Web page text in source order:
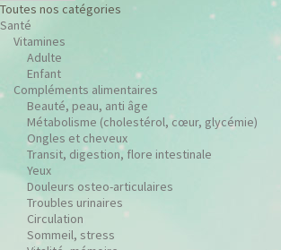
Toutes nos catégories
Santé
Vitamines
Adulte
Enfant
Compléments alimentaires
Beauté, peau, anti âge
Métabolisme (cholestérol, cœur, glycémie)
Ongles et cheveux
Transit, digestion, flore intestinale
Yeux
Douleurs osteo-articulaires
Troubles urinaires
Circulation
Sommeil, stress